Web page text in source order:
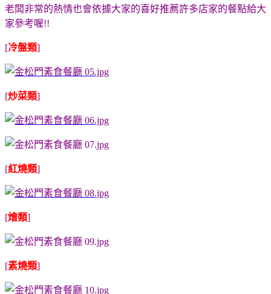
老闆非常的熱情也會依據大家的喜好推薦許多店家的餐點給大
家參考喔!!
[冷盤類]
[炒菜類]
[紅燒類]
[燴類]
[素燒類]